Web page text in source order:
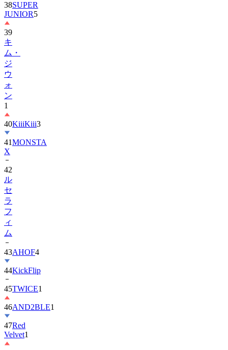
38SUPER
JUNIOR5
39
キ
ム・
ジ
ウ
ォ
ン
1
40KiiiKiii3
41MONSTA
X
42
ル
セ
ラ
フ
ィ
ム
43AHOF4
44KickFlip
45TWICE1
46AND2BLE1
47Red
Velvet1